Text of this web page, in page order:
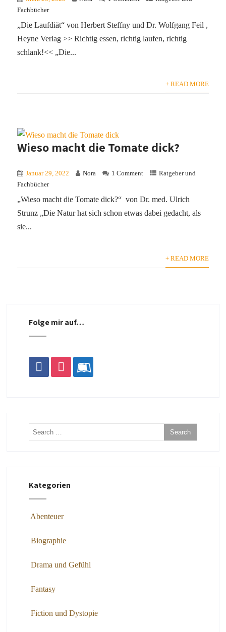
Fachbücher
„Die Laufdiät“ von Herbert Steffny und Dr. Wolfgang Feil ,
Heyne Verlag >> Richtig essen, richtig laufen, richtig
schlank!<< „Die...
+ READ MORE
Wieso macht die Tomate dick?
Januar 29, 2022 Nora 1 Comment
Ratgeber und
Fachbücher
„Wieso macht die Tomate dick?“ von Dr. med. Ulrich
Strunz „Die Natur hat sich schon etwas dabei gedacht, als
sie...
+ READ MORE
Folge mir auf…
facebookinstagramleanpub
Kategorien
Abenteuer
Biographie
Drama und Gefühl
Fantasy
Fiction und Dystopie